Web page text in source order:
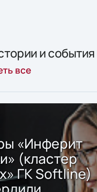
и события
все
«Инферит
(кластер
ГК Softline)